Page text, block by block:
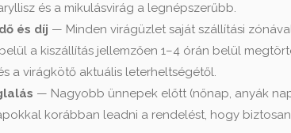
és a mikulásvirág a legnépszerűbb.
és díj — Minden virágüzlet saját szállítási
a kiszállítás jellemzően 1–4 órán belül
a virágkötő aktuális leterheltségétől.
— Nagyobb ünnepek előtt (nőnap, anyák
korábban leadni a rendelést, hogy